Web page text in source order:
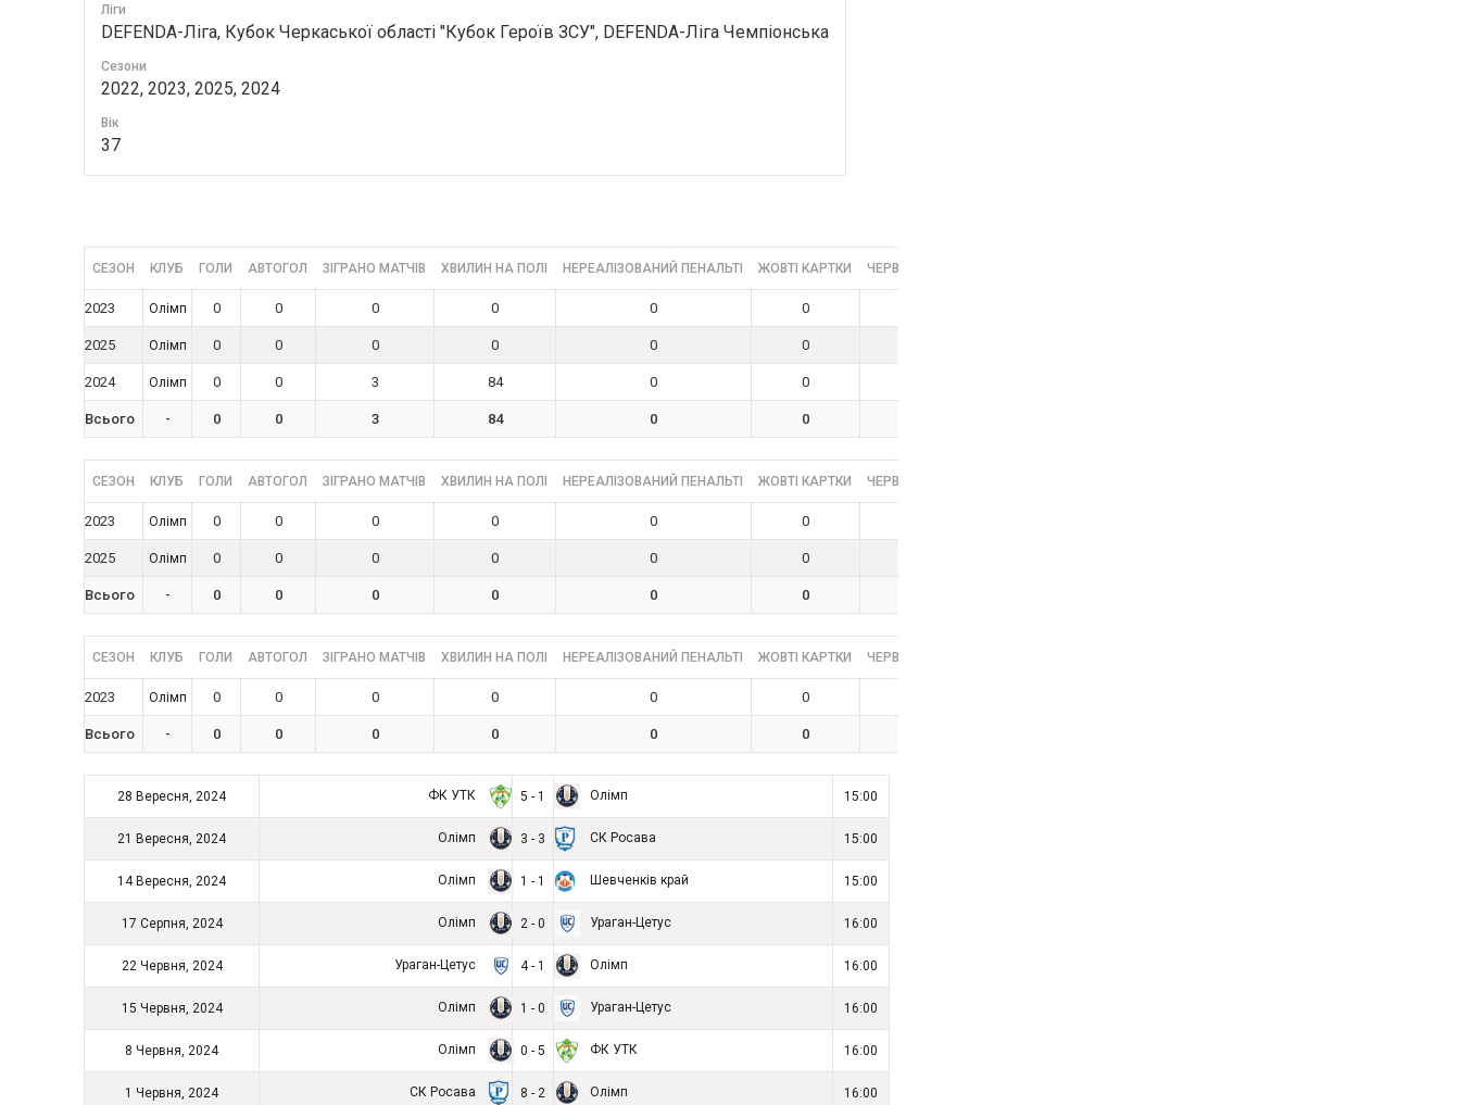
Ліги
DEFENDA-Ліга, Кубок Черкаської області "Кубок Героїв ЗСУ", DEFENDA-Ліга Чемпіонська
Сезони
2022, 2023, 2025, 2024
Вік
37
СЕЗОН КЛУБ ГОЛИ АВТОГОЛ ЗІГРАНО МАТЧІВ ХВИЛИН НА ПОЛІ НЕРЕАЛІЗОВАНИЙ ПЕНАЛЬТІ ЖОВТІ КАРТКИ ЧЕРВОНІ КАРТКИ
2023 Олімп 0 0 0 0 0 0
2025 Олімп 0 0 0 0 0 0
2024 Олімп 0 0 3 84 0 0
Всього - 0 0 3 84 0 0
СЕЗОН КЛУБ ГОЛИ АВТОГОЛ ЗІГРАНО МАТЧІВ ХВИЛИН НА ПОЛІ НЕРЕАЛІЗОВАНИЙ ПЕНАЛЬТІ ЖОВТІ КАРТКИ ЧЕРВОНІ КАРТКИ
2023 Олімп 0 0 0 0 0 0
2025 Олімп 0 0 0 0 0 0
Всього - 0 0 0 0 0 0
СЕЗОН КЛУБ ГОЛИ АВТОГОЛ ЗІГРАНО МАТЧІВ ХВИЛИН НА ПОЛІ НЕРЕАЛІЗОВАНИЙ ПЕНАЛЬТІ ЖОВТІ КАРТКИ ЧЕРВОНІ КАРТКИ
2023 Олімп 0 0 0 0 0 0
Всього - 0 0 0 0 0 0
28 Вересня, 2024 ФК УТК 5 - 1 Олімп 15:00
21 Вересня, 2024 Олімп 3 - 3 СК Росава 15:00
14 Вересня, 2024 Олімп 1 - 1 Шевченків край 15:00
17 Серпня, 2024 Олімп 2 - 0 Ураган-Цетус 16:00
22 Червня, 2024 Ураган-Цетус 4 - 1 Олімп 16:00
15 Червня, 2024 Олімп 1 - 0 Ураган-Цетус 16:00
8 Червня, 2024 Олімп 0 - 5 ФК УТК 16:00
1 Червня, 2024 СК Росава 8 - 2 Олімп 16:00